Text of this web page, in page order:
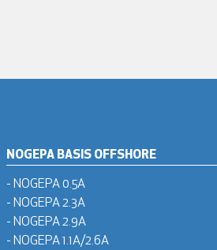
NOGEPA BASIS OFFSHORE
- NOGEPA 0.5A
- NOGEPA 2.3A
- NOGEPA 2.9A
- NOGEPA 1.1A/2.6A